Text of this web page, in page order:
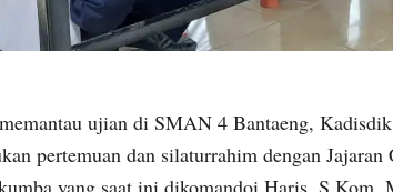
ujian di SMAN 4 Bantaeng,
pertemuan dan silaturrahim dengan
yang saat ini dikomandoi Haris, S.Kom,